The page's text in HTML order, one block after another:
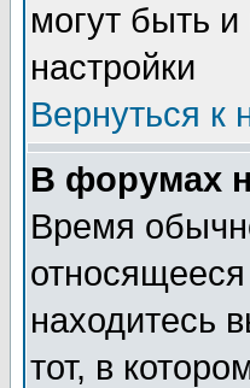
могут быть
настройки
Вернуться к
В форумах
Время
находитесь
тот, в